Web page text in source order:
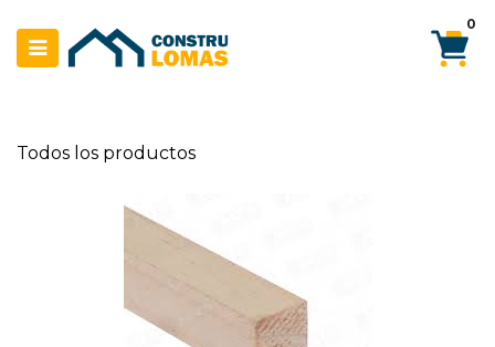
0
Todos los productos